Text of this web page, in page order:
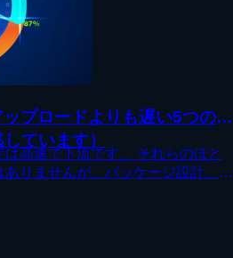
プロードよりも遅い5つの理
ています）
高速で下流です。 それらのほと
りませんが、パッケージ設計、速
ToDetectマルチノード速度測定と
ットワーク速度に近づくことができ